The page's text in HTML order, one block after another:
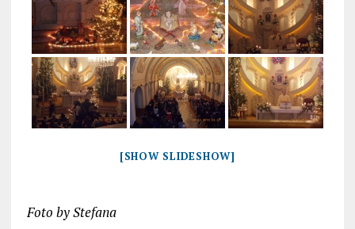
[SHOW SLIDESHOW]
Foto by Stefana